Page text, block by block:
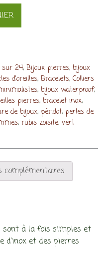
sur 24, Bijoux pierres, bijoux
d'oreilles, Bracelets, Colliers
, bijoux waterproof,
pierres, bracelet inox,
de bijoux, péridot, perles de
, rubis zoisite, vert
complémentaires
sont à la fois simples et
d’inox et des pierres